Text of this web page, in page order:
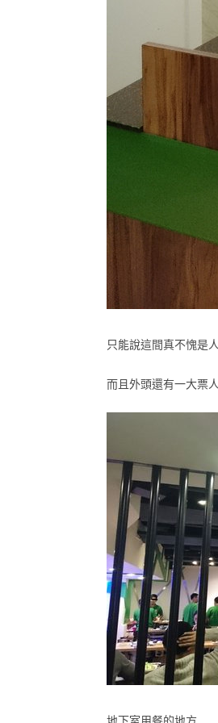
只能說這間真不愧是
而且外頭還有一大票